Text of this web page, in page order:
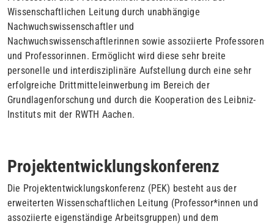
Wissenschaftlichen Leitung durch unabhängige
Nachwuchswissenschaftler und
Nachwuchswissenschaftlerinnen sowie assoziierte Professoren
und Professorinnen. Ermöglicht wird diese sehr breite
personelle und interdisziplinäre Aufstellung durch eine sehr
erfolgreiche Drittmitteleinwerbung im Bereich der
Grundlagenforschung und durch die Kooperation des Leibniz-
Instituts mit der RWTH Aachen.
Projektentwicklungskonferenz
Die Projektentwicklungskonferenz (PEK) besteht aus der
erweiterten Wissenschaftlichen Leitung (Professor*innen und
assoziierte eigenständige Arbeitsgruppen) und dem